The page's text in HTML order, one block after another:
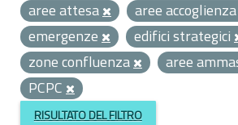
aree attesa
aree accoglienza
emergenze
edifici strategici
zone confluenza
aree
PCPC
RISULTATO DEL FILTRO